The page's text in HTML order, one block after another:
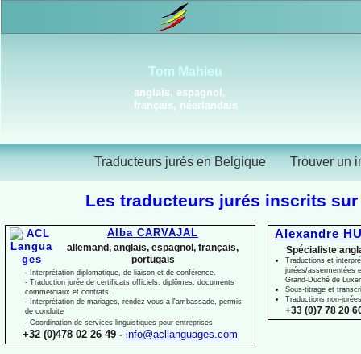
Traducteurs jurés en Belgique Trouver un
Tom Mahieu
anglais, espagnol,
français, néerlandais
Les traducteurs jurés inscrits
Alexandre
Spécialiste
Traductions et
jurées/assermentées
Grand-Duché de
Sous-titrage et
Traductions non-
+33 (0)7 78 20
Alba CARVAJAL
allemand, anglais, espagnol, français,
portugais
- Interprétation diplomatique, de liaison et de conférence.
- Traduction jurée de certificats officiels, diplômes, documents
commerciaux et contrats.
- Interprétation de mariages, rendez-vous à l'ambassade, permis
de conduite
- Coordination de services linguistiques pour entreprises
+32 (0)478 02 26 49 - info@acllanguages.com